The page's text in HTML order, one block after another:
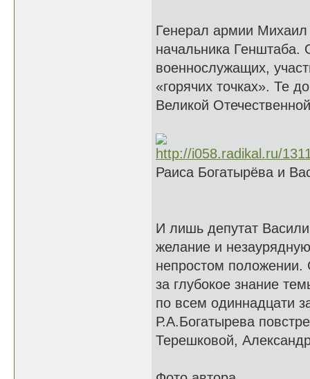
Генерал армии Михаил
начальника Генштаба.
военнослужащих,
«горячих точках». Те
Великой
Раиса Богатырёва и
И лишь депутат
желание и
непростом положении.
за глубокое знание
по всем одиннадцати
Р.А.Богатырева
Терешковой,